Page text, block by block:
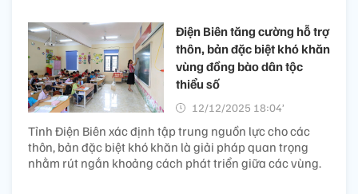
Điện Biên tăng cường hỗ trợ
thôn, bản đặc biệt khó khăn
vùng đồng bào dân tộc
thiểu số
12/12/2025 18:04’
Tỉnh Điện Biên xác định tập trung nguồn lực cho các
thôn, bản đặc biệt khó khăn là giải pháp quan trọng
nhằm rút ngắn khoảng cách phát triển giữa các vùng.